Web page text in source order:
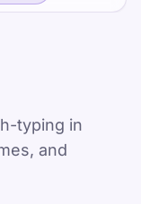
typing in
and